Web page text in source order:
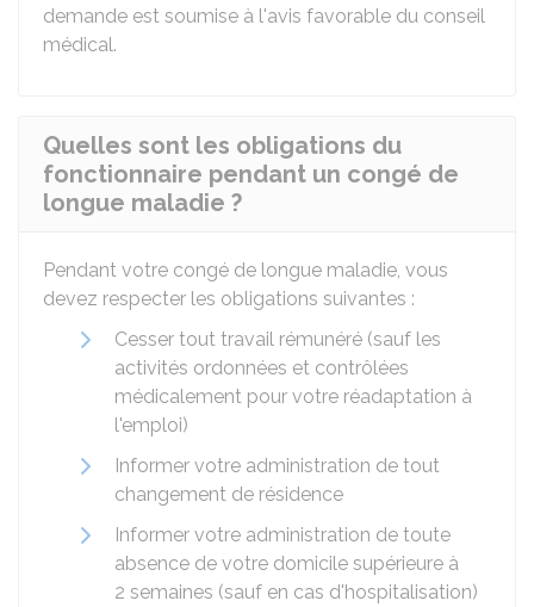
demande est soumise à l'avis favorable du conseil
médical.
Quelles sont les obligations du
fonctionnaire pendant un congé de
longue maladie ?
Pendant votre congé de longue maladie, vous
devez respecter les obligations suivantes :
Cesser tout travail rémunéré (sauf les
activités ordonnées et contrôlées
médicalement pour votre réadaptation à
l'emploi)
Informer votre administration de tout
changement de résidence
Informer votre administration de toute
absence de votre domicile supérieure à
2 semaines (sauf en cas d'hospitalisation)